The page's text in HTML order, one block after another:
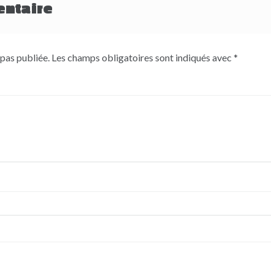
publiée. Les champs obligatoires sont indiqués avec *